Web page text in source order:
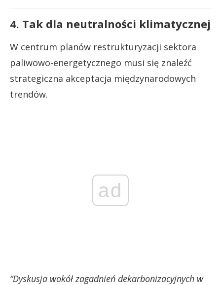
4. Tak dla neutralności klimatycznej
W centrum planów restrukturyzacji sektora
paliwowo-energetycznego musi się znaleźć
strategiczna akceptacja międzynarodowych
trendów.
ad
“Dyskusja wokół zagadnień dekarbonizacyjnych w